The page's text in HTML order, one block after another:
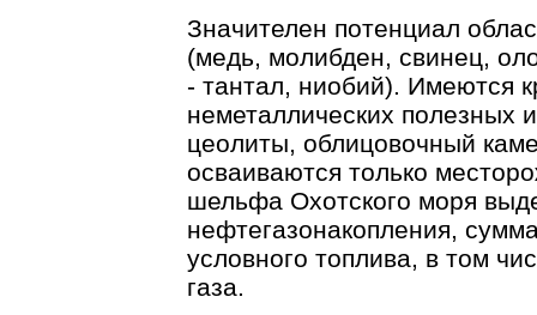
Значителен потенциал
(медь, молибден, свинец,
- тантал, ниобий). Имеются
неметаллических полезных
цеолиты, облицовочный
осваиваются только
шельфа Охотского моря
нефтегазонакопления,
условного топлива, в том
газа.